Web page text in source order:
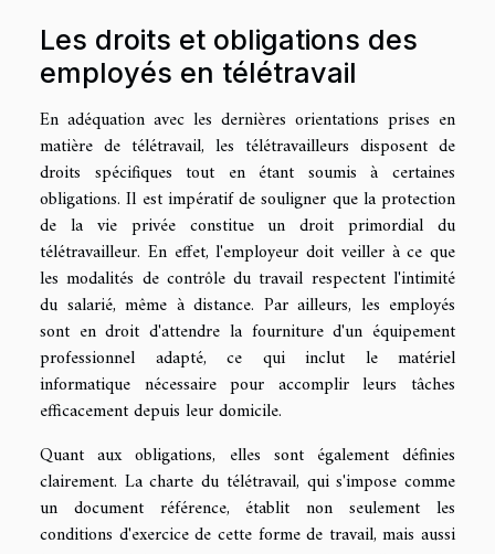
Les droits et obligations des
employés en télétravail
En adéquation avec les dernières orientations prises en
matière de télétravail, les télétravailleurs disposent de
droits spécifiques tout en étant soumis à certaines
obligations. Il est impératif de souligner que la protection
de la vie privée constitue un droit primordial du
télétravailleur. En effet, l'employeur doit veiller à ce que
les modalités de contrôle du travail respectent l'intimité
du salarié, même à distance. Par ailleurs, les employés
sont en droit d'attendre la fourniture d'un équipement
professionnel adapté, ce qui inclut le matériel
informatique nécessaire pour accomplir leurs tâches
efficacement depuis leur domicile.
Quant aux obligations, elles sont également définies
clairement. La charte du télétravail, qui s'impose comme
un document référence, établit non seulement les
conditions d'exercice de cette forme de travail, mais aussi